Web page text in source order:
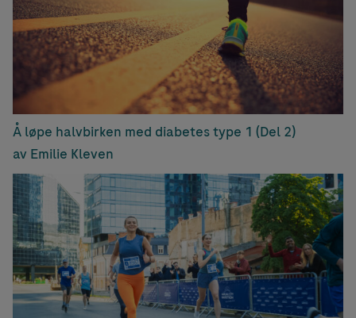
Å løpe halvbirken med diabetes type 1 (Del 2)
av Emilie Kleven